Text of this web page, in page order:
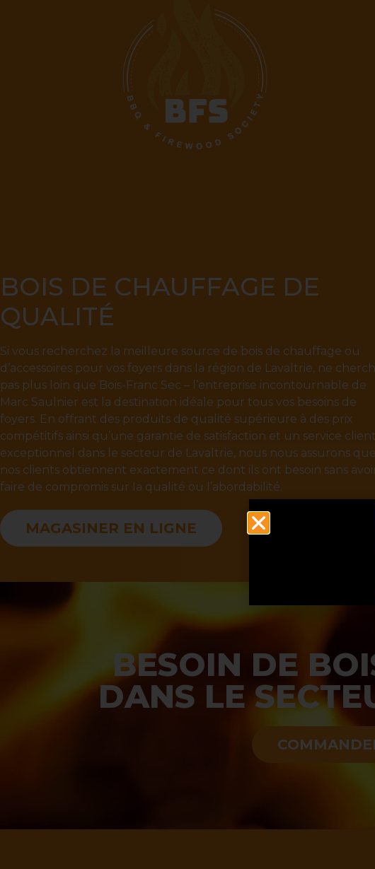
BOIS DE CHAUFFAGE DE
QUALITÉ
Si vous recherchez la meilleure source de bois de chauffage ou
d’accessoires pour vos foyers dans la région de Lavaltrie, ne
pas plus loin que Bois-Franc Sec – l’entreprise incontournable de
Marc Saulnier est la destination idéale pour tous vos besoins de
foyers. En offrant des produits de qualité supérieure à des prix
compétitifs ainsi qu’une garantie de satisfaction et un service client
exceptionnel dans le secteur de Lavaltrie, nous nous assurons que
nos clients obtiennent exactement ce dont ils ont besoin sans
faire de compromis sur la qualité ou l’abordabilité.
MAGASINER EN LIGNE
BESOIN DE
DANS LE